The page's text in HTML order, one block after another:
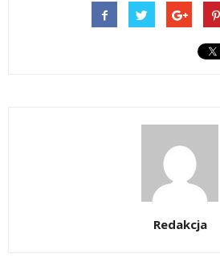
Redakcja